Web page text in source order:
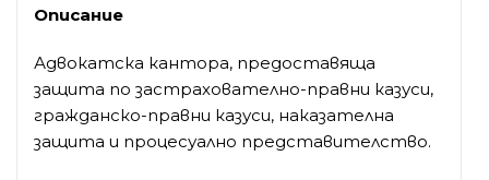
Описание
Адвокатска кантора, предоставяща
защита по застрахователно-правни казуси,
гражданско-правни казуси, наказателна
защита и процесуално представителство.